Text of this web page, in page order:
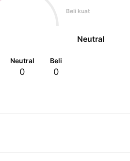
Beli kuat
Neutral
Neutral
0
Beli
0